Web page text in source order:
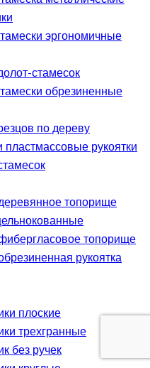
эргономичные
стамесок
обрезиненные
по дереву
пластмассовые рукоятки
топорище
топорище
рукоятка
плоские
трехгранные
без ручек